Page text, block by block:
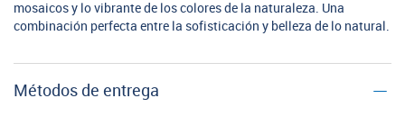
mosaicos y lo vibrante de los colores de la naturaleza. Una
combinación perfecta entre la sofisticación y belleza de lo natural.
Métodos de entrega